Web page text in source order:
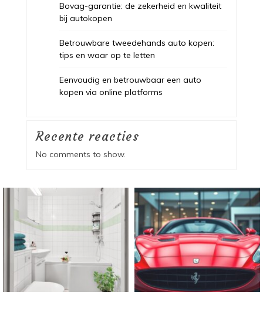
Bovag-garantie: de zekerheid en kwaliteit
bij autokopen
Betrouwbare tweedehands auto kopen:
tips en waar op te letten
Eenvoudig en betrouwbaar een auto
kopen via online platforms
Recente reacties
No comments to show.